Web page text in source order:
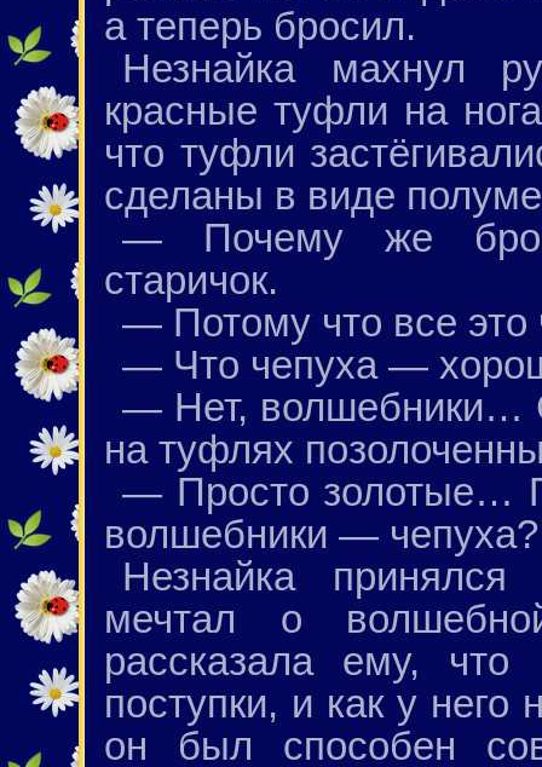
а теперь бросил.
Незнайка махнул
красные туфли на
что туфли
сделаны в виде
— Почему же
старичок.
— Потому что все это
— Что чепуха —
— Нет, волшебники…
на туфлях
— Просто золотые…
волшебники — чепуха?
Незнайка
мечтал о
рассказала ему,
поступки, и как у
он был способен